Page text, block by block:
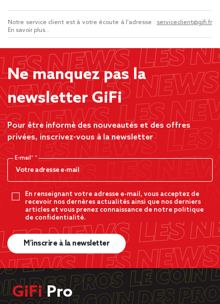
Notre service client est à votre écoute à l'adresse : serviceclient@gifi.fr
En savoir plus...
Ne manquez pas la
newsletter GiFi
Pour être informé des nouveautés et des offres
privées, inscrivez-vous à la newsletter
E-mail*
En renseignant votre adresse e-mail, vous acceptez de
recevoir nos dernères actualités ainsi que nos derniers
articles et vous prenez connaissance de notre politique
de confidentialité.
M’inscrire à la newsletter
GiFiPro